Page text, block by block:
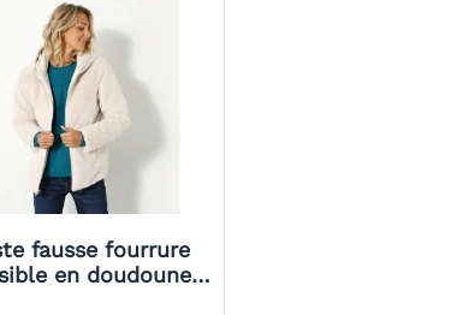
fausse fourrure
en doudoune -